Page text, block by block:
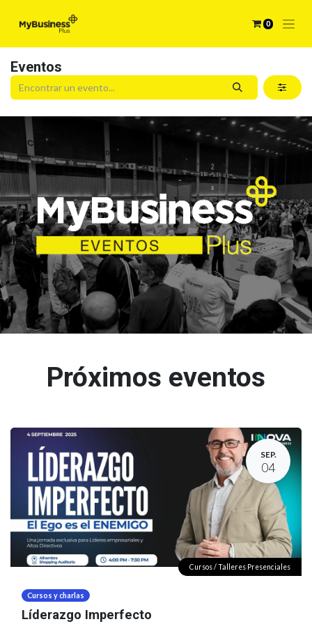
0
Eventos
Próximos eventos
SEP.
04
Cursos y charlas
Líderazgo Imperfecto
Cursos / Talleres Presenciales